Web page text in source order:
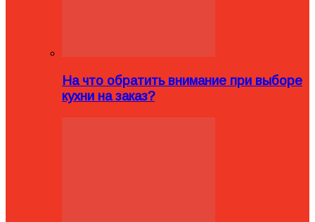
На что обратить внимание при выборе
кухни на заказ?